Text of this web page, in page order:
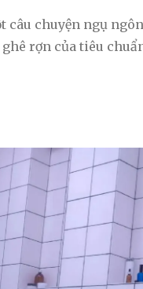
câu chuyện ngụ
rợn của tiêu